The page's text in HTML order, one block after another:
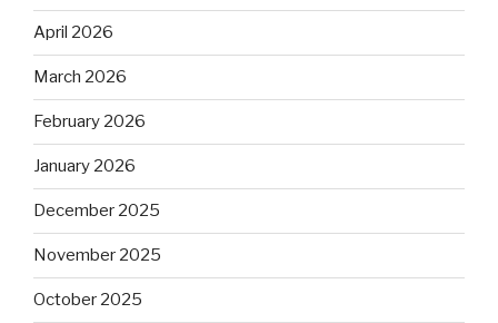
April 2026
March 2026
February 2026
January 2026
December 2025
November 2025
October 2025